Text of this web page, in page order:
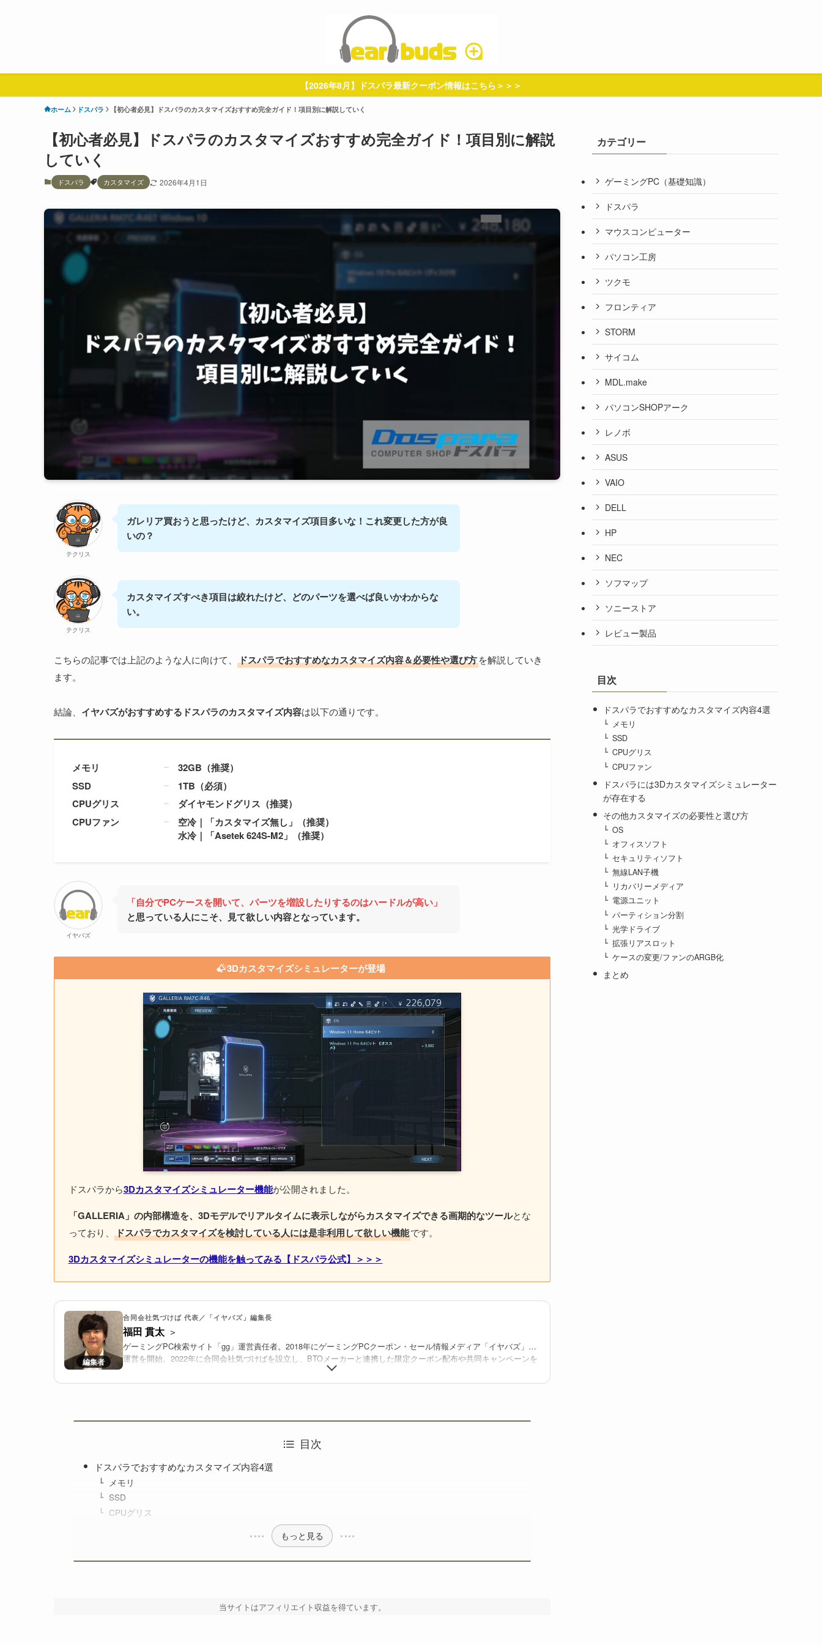
【2026年8月】ドスパラ最新クーポン情報はこちら＞＞＞
ホーム ドスパラ 【初心者必見】ドスパラのカスタマイズおすすめ完全ガイド！項目別に解説していく
【初心者必見】ドスパラのカスタマイズおすすめ完全ガイド！項目別に解説
していく
ドスパラ カスタマイズ 2026年4月1日
テクリス
ガレリア買おうと思ったけど、カスタマイズ項目多いな！これ変更した方が良
いの？
テクリス
カスタマイズすべき項目は絞れたけど、どのパーツを選べば良いかわからな
い。
こちらの記事では上記のような人に向けて、 ドスパラでおすすめなカスタマイズ内容＆必要性や選び方を解説していき
ます。
結論、 イヤバズがおすすめするドスパラのカスタマイズ内容は以下の通りです。
メモリ
32GB（推奨）
SSD
1TB（必須）
CPUグリス
ダイヤモンドグリス（推奨）
CPUファン
空冷｜「カスタマイズ無し」
（推奨）
水冷｜「Asetek 624S-M2」（推奨）
イヤバズ
「自分でPCケースを開いて、パーツを増設したりするのはハードルが高い」
と思っている人にこそ、見て欲しい内容となっています。
3Dカスタマイズシミュレーターが登場
ドスパラから3Dカスタマイズシミュレーター機能が公開されました。
「GALLERIA」の内部構造を、3Dモデルでリアルタイムに表示しながらカスタマイズできる画期的なツールとな
っており、 ドスパラでカスタマイズを検討している人には是非利用して欲しい機能です。
3Dカスタマイズシミュレーターの機能を触ってみる【ドスパラ公式】＞＞＞
合同会社気づけば 代表／「イヤバズ」編集長
福田 貫太
ゲーミングPC検索サイト「gg」運営責任者。2018年にゲーミングPCクーポン・セール情報メディア「イヤバズ」の
運営を開始。2022年に合同会社気づけばを設立し、BTOメーカーと連携した限定クーポン配布や共同キャンペーンを
2025年より、国内最大級のゲーミングPC・BTO検索サイト「gg」を立ち上げ、価格/在庫/セール情報を整理・可視化
目次
ドスパラでおすすめなカスタマイズ内容4選
メモリ
SSD
CPUグリス
もっと見る
当サイトはアフィリエイト収益を得ています。
カテゴリー
ゲーミングPC（基礎知識）
ドスパラ
マウスコンピューター
パソコン工房
ツクモ
フロンティア
STORM
サイコム
MDL.make
パソコンSHOPアーク
レノボ
ASUS
VAIO
DELL
HP
NEC
ソフマップ
ソニーストア
レビュー製品
目次
ドスパラでおすすめなカスタマイズ内容4選
メモリ
SSD
CPUグリス
CPUファン
ドスパラには3Dカスタマイズシミュレーター
が存在する
その他カスタマイズの必要性と選び方
OS
オフィスソフト
セキュリティソフト
無線LAN子機
リカバリーメディア
電源ユニット
パーティション分割
光学ドライブ
拡張リアスロット
ケースの変更/ファンのARGB化
まとめ